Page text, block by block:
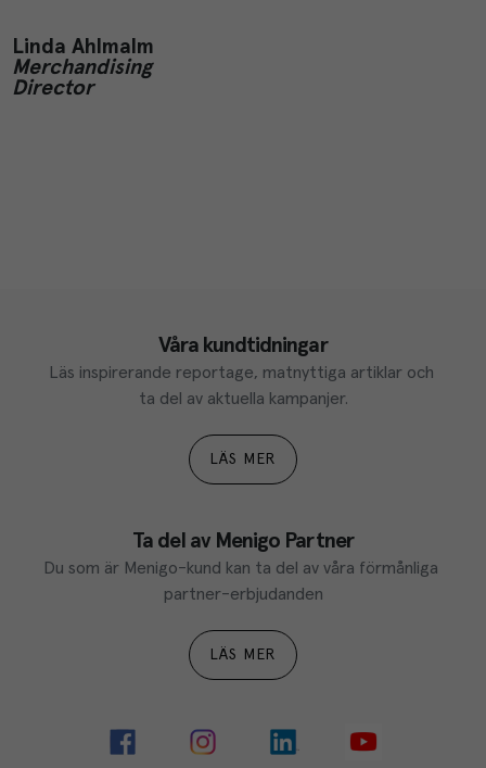
Linda Ahlmalm
Merchandising
Director
Våra kundtidningar
Läs inspirerande reportage, matnyttiga artiklar och
ta del av aktuella kampanjer.
LÄS MER
Ta del av Menigo Partner
Du som är Menigo-kund kan ta del av våra förmånliga
partner-erbjudanden
LÄS MER